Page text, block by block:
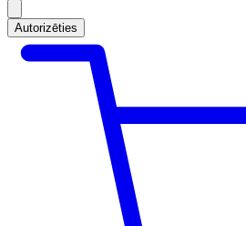
Autorizēties